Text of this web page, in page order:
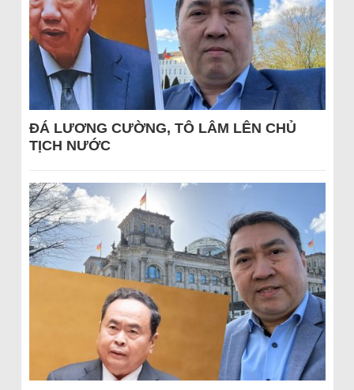
ĐÁ LƯƠNG CƯỜNG, TÔ LÂM LÊN CHỦ
TỊCH NƯỚC